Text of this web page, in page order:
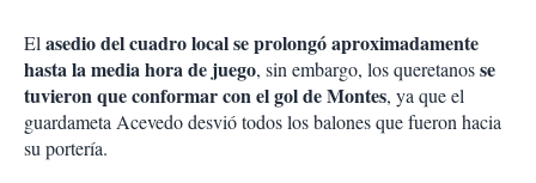
El asedio del cuadro local se prolongó aproximadamente
hasta la media hora de juego, sin embargo, los queretanosse
tuvieron que conformar con el gol de Montes, ya que el
guardameta Acevedo desvió todos los balones que fueron hacia
su portería.